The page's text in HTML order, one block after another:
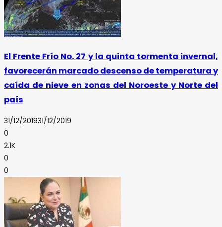
El Frente Frío No. 27 y la quinta tormenta invernal,
favorecerán marcado descenso de temperatura y
caída de nieve en zonas del Noroeste y Norte del
país
31/12/201931/12/2019
0
2.1K
0
0